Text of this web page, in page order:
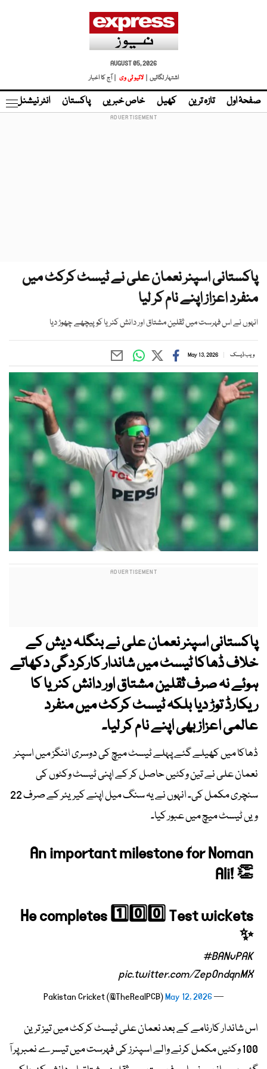
AUGUST 05, 2026
اشتہار لگائیں |
لائیو ٹی وی | آج کا اخبار
صفحۂ اول تازہ ترین کھیل خاص خبریں پاکستان انٹر نیشنل
پاکستانی اسپنر نعمان علی نے ٹیسٹ کرکٹ میں
منفرد اعزاز اپنے نام کر لیا
انہوں نے اس فہرست میں ثقلین مشتاق اور دانش کنریا کو پیچھے چھوڑ دیا
ویب ڈیسک May 13, 2026
پاکستانی اسپنر نعمان علی نے بنگلہ دیش کے
خلاف ڈھاکا ٹیسٹ میں شاندار کارکردگی دکھاتے
ہوئے نہ صرف ثقلین مشتاق اور دانش کنریا کا
ریکارڈ توڑ دیا بلکہ ٹیسٹ کرکٹ میں منفرد
عالمی اعزاز بھی اپنے نام کر لیا۔
ڈھاکا میں کھیلے گئے پہلے ٹیسٹ میچ کی دوسری اننگز میں اسپنر
نعمان علی نے تین وکٹیں حاصل کر کے اپنی ٹیسٹ وکٹوں کی
سنچری مکمل کی۔ انہوں نے یہ سنگ میل اپنے کیریئر کے صرف 22
ویں ٹیسٹ میچ میں عبور کیا۔
An important milestone for Noman
Ali! 👏
He completes 1️⃣0️⃣0️⃣ Test wickets
✨
#BANvPAK
pic.twitter.com/ZepOndqnMX
— Pakistan Cricket (@TheRealPCB)
May 12, 2026
اس شاندار کارنامے کے بعد نعمان علی ٹیسٹ کرکٹ میں تیز ترین
100 وکٹیں مکمل کرنے والے اسپنرز کی فہرست میں تیسرے نمبر پر آ